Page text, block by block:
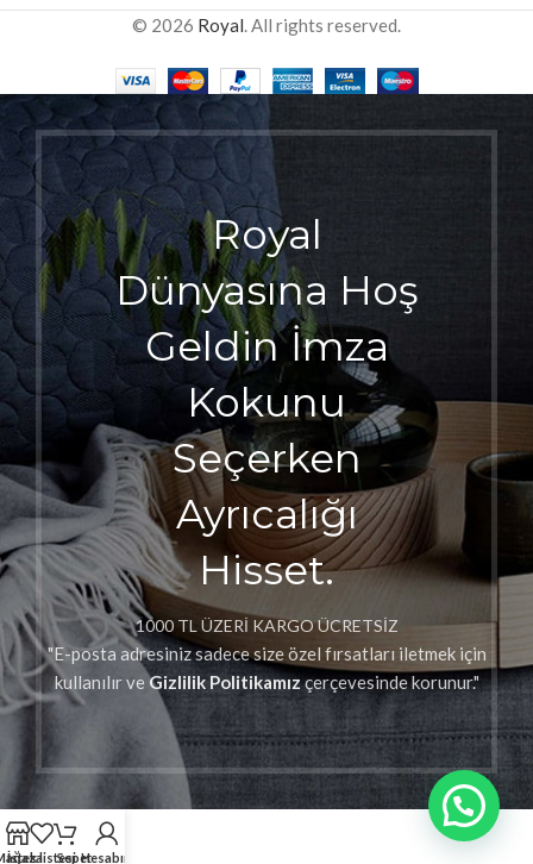
© 2026 Royal. All rights reserved.
Royal
Dünyasına Hoş
Geldin İmza
Kokunu
Seçerken
Ayrıcalığı
Hisset.
1000 TL ÜZERİ KARGO ÜCRETSİZ
"E-posta adresiniz sadece size özel fırsatları iletmek için
kullanılır veGizlilik Politikamızçerçevesinde korunur."
İstek listesiSepetHesabım